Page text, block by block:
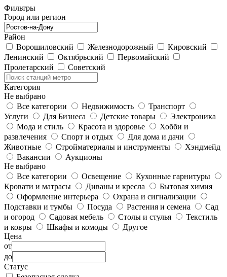
Фильтры
Город или регион
Район
Ворошиловский
Железнодорожный
Кировский
Ленинский
Октябрьский
Первомайский
Пролетарский
Советский
Категория
Не выбрано
Все категории
Недвижимость
Транспорт
Услуги
Для Бизнеса Детские товары
Электроника
Мода и стиль
Красота и здоровье
Хобби и
развлечения
Спорт и отдых
Для дома и дачи
Животные
Стройматериалы и инструменты
Хэндмейд
Вакансии
Аукционы
Не выбрано
Все категории
Освещение
Кухонные гарнитуры
Кровати и матрасы
Диваны и кресла
Бытовая химия
Оформление интерьера
Охрана и сигнализации
Подставки и тумбы
Посуда Растения и семена
Сад
и огород
Садовая мебель Столы и стулья
Текстиль
и ковры
Шкафы и комоды
Другое
Цена
от
до
Статус